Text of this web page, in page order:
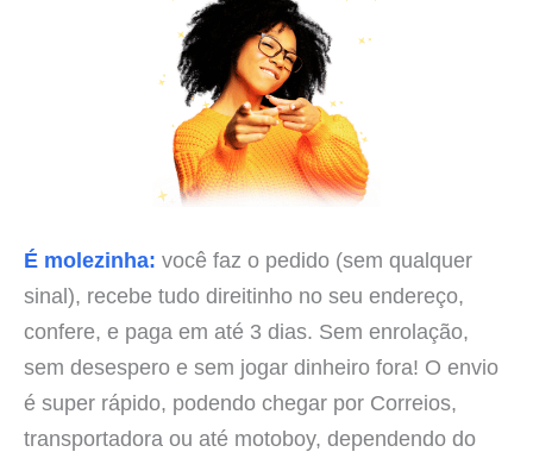
É molezinha: você faz o pedido (sem qualquer
sinal), recebe tudo direitinho no seu endereço,
confere, e paga em até 3 dias. Sem enrolação,
sem desespero e sem jogar dinheiro fora! O envio
é super rápido, podendo chegar por Correios,
transportadora ou até motoboy, dependendo do